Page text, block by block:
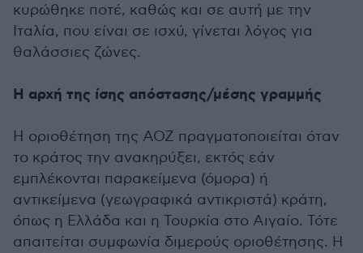
κυρώθηκε ποτέ, καθώς και σε αυτή με την
Ιταλία, που είναι σε ισχύ, γίνεται λόγος για
θαλάσσιες ζώνες.
Η αρχή της ίσης απόστασης/μέσης γραμμής
Η οριοθέτηση της ΑΟΖ πραγματοποιείται όταν
το κράτος την ανακηρύξει, εκτός εάν
εμπλέκονται παρακείμενα (όμορα) ή
αντικείμενα (γεωγραφικά αντικριστά) κράτη,
όπως η Ελλάδα και η Τουρκία στο Αιγαίο. Τότε
απαιτείται συμφωνία διμερούς οριοθέτησης. Η